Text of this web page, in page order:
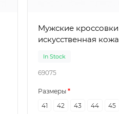
Мужские кроссовки черные
искусственная кожа
In Stock
69075
Размеры
41
42 43 44 45